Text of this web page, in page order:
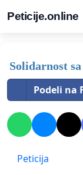
Peticije.online
Solidarnost
Podeli na
Peticija